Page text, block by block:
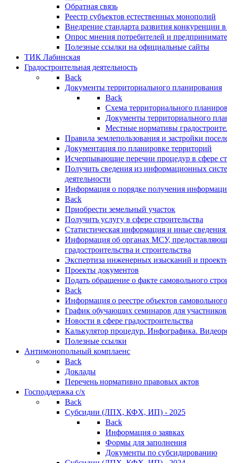
Обратная связь
Реестр субъектов естественных монополий
Внедрение стандарта развития конкуренции
Опрос мнения потребителей и
Полезные ссылки на официальные сайты
ТИК Лабинская
Градостроительная деятельность
Back
Документы территориального планирования
Back
Схема территориального
Документы территориального
Местные нормативы
Правила землепользования и застройки
Документация по планировке территорий
Исчерпывающие перечни процедур в сфере
Получить сведения из информационных
деятельности
Информация о порядке получения
Back
Приобрести земельный участок
Получить услугу в сфере строительства
Статистическая информация и иные сведения
Информация об органах МСУ,
градостроительства и строительства
Экспертиза инженерных изысканий и
Проекты документов
Подать обращение о факте самовольного
Back
Информация о реестре объектов
График обучающих семинаров для участников
Новости в сфере градостроительства
Калькулятор процедур. Инфографика.
Полезные ссылки
Антимонопольный комплаенс
Back
Доклады
Перечень нормативно правовых актов
Господдержка с/х
Back
Субсидии (ЛПХ, КФХ, ИП) - 2025
Back
Информация о заявках
Формы для заполнения
Документы по субсидированию